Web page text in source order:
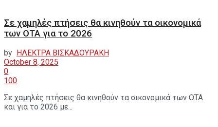
Σε χαμηλές πτήσεις θα κινηθούν τα οικονομικά
των ΟΤΑ για το 2026
by ΗΛΕΚΤΡΑ ΒΙΣΚΑΔΟΥΡΑΚΗ
October 8, 2025
0
100
Σε χαμηλές πτήσεις θα κινηθούν τα οικονομικά των ΟΤΑ
και για το 2026 με...